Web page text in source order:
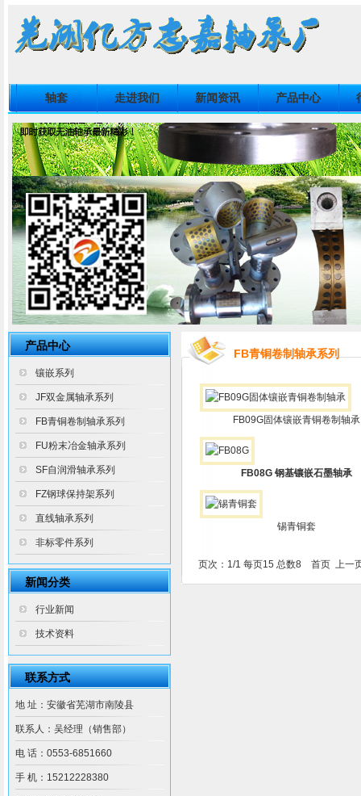
轴套 走进我们 新闻资讯 产品中心
产品中心
镶嵌系列
JF双金属轴承系列
FB青铜卷制轴承系列
FU粉末冶金轴承系列
SF自润滑轴承系列
FZ钢球保持架系列
直线轴承系列
非标零件系列
新闻分类
行业新闻
技术资料
联系方式
地 址：安徽省芜湖市南陵县
联系人：吴经理（销售部）
电 话：0553-6851660
手 机：15212228380
FB青铜卷制轴承系列
FB09G固体镶嵌青铜卷制轴承
FB08G 钢基镶嵌石墨轴承
锡青铜套
页次：1/1 每页15 总数8 首页 上